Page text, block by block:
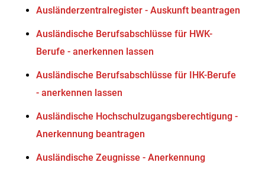
Ausländerzentralregister - Auskunft beantragen
Ausländische Berufsabschlüsse für HWK-
Berufe - anerkennen lassen
Ausländische Berufsabschlüsse für IHK-Berufe
- anerkennen lassen
Ausländische Hochschulzugangsberechtigung -
Anerkennung beantragen
Ausländische Zeugnisse - Anerkennung